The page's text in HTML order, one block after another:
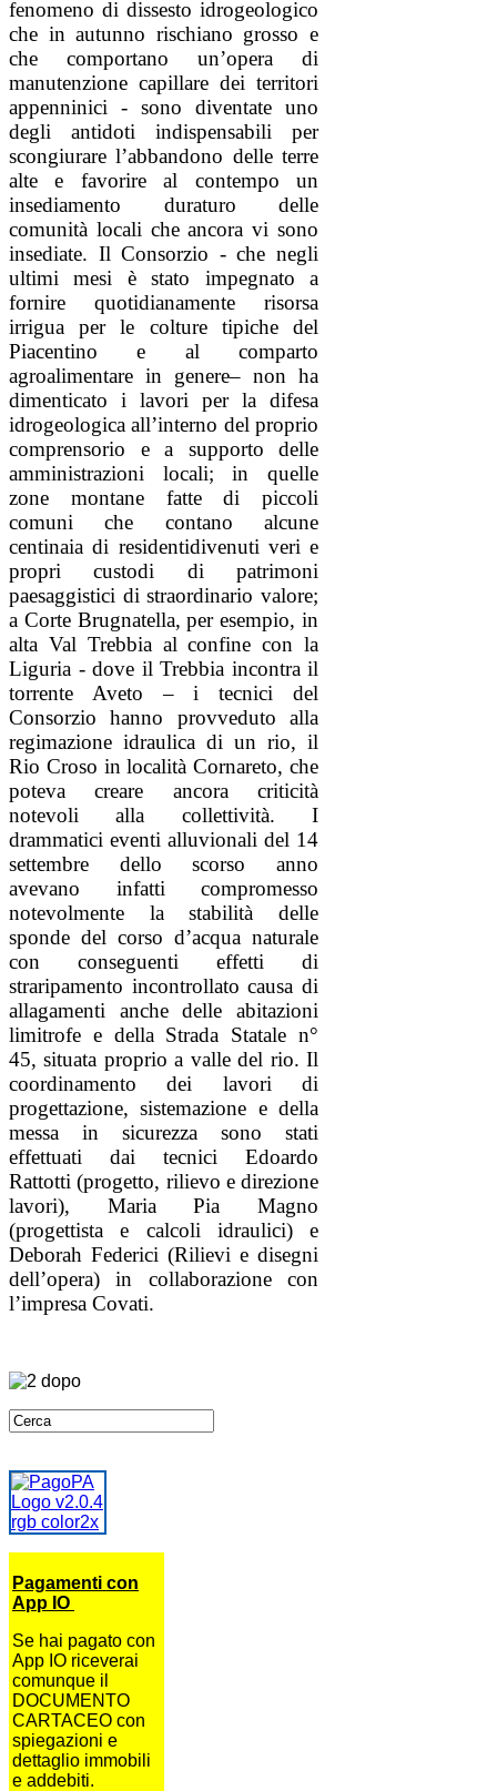
fenomeno di dissesto idrogeologico
che in autunno rischiano grosso e
che comportano un’opera di
manutenzione capillare dei territori
appenninici - sono diventate uno
degli antidoti indispensabili per
scongiurare l’abbandono delle terre
alte e favorire al contempo un
insediamento duraturo delle
comunità locali che ancora vi sono
insediate. Il Consorzio - che negli
ultimi mesi è stato impegnato a
fornire quotidianamente risorsa
irrigua per le colture tipiche del
Piacentino e al comparto
agroalimentare in genere– non ha
dimenticato i lavori per la difesa
idrogeologica all’interno del proprio
comprensorio e a supporto delle
amministrazioni locali; in quelle
zone montane fatte di piccoli
comuni che contano alcune
centinaia di residentidivenuti veri e
propri custodi di patrimoni
paesaggistici di straordinario valore;
a Corte Brugnatella, per esempio, in
alta Val Trebbia al confine con la
Liguria - dove il Trebbia incontra il
torrente Aveto – i tecnici del
Consorzio hanno provveduto alla
regimazione idraulica di un rio, il
Rio Croso in località Cornareto, che
poteva creare ancora criticità
notevoli alla collettività. I
drammatici eventi alluvionali del 14
settembre dello scorso anno
avevano infatti compromesso
notevolmente la stabilità delle
sponde del corso d’acqua naturale
con conseguenti effetti di
straripamento incontrollato causa di
allagamenti anche delle abitazioni
limitrofe e della Strada Statale n°
45, situata proprio a valle del rio. Il
coordinamento dei lavori di
progettazione, sistemazione e della
messa in sicurezza sono stati
effettuati dai tecnici Edoardo
Rattotti (progetto, rilievo e direzione
lavori), Maria Pia Magno
(progettista e calcoli idraulici) e
Deborah Federici (Rilievi e disegni
dell’opera) in collaborazione con
l’impresa Covati.
Pagamenti con
App IO
Se hai pagato con
App IO riceverai
comunque il
DOCUMENTO
CARTACEO con
spiegazioni e
dettaglio immobili
e addebiti.